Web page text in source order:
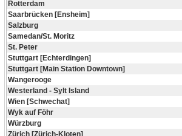
Rotterdam
Saarbrücken [Ensheim]
Salzburg
Samedan/St. Moritz
St. Peter
Stuttgart [Echterdingen]
Stuttgart [Main Station Downtown]
Wangerooge
Westerland - Sylt Island
Wien [Schwechat]
Wyk auf Föhr
Würzburg
Zürich [Zürich-Kloten]